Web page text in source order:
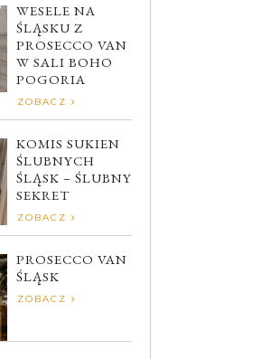
WESELE NA
ŚLĄSKU Z
PROSECCO VAN
W SALI BOHO
POGORIA
ZOBACZ
KOMIS SUKIEN
ŚLUBNYCH
ŚLĄSK – ŚLUBNY
SEKRET
ZOBACZ
PROSECCO VAN
ŚLĄSK
ZOBACZ